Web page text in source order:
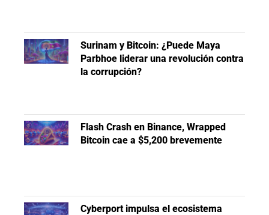
Surinam y Bitcoin: ¿Puede Maya
Parbhoe liderar una revolución contra
la corrupción?
Flash Crash en Binance, Wrapped
Bitcoin cae a $5,200 brevemente
Cyberport impulsa el ecosistema